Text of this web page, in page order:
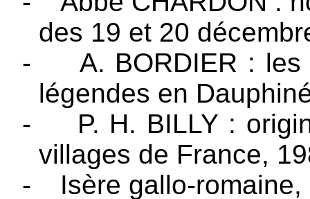
des 19 et 20
-
A. BORDIER :
légendes en
-
P. H. BILLY :
villages de France,
-
Isère gallo-